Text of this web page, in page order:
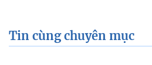
Tin cùng chuyên mục